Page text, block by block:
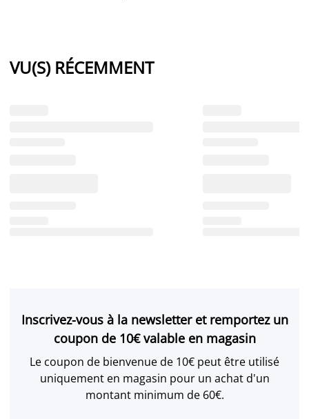
VU(S) RÉCEMMENT
Inscrivez-vous à la newsletter et remportez un
coupon de 10€ valable en magasin
Le coupon de bienvenue de 10€ peut être utilisé
uniquement en magasin pour un achat d'un
montant minimum de 60€.